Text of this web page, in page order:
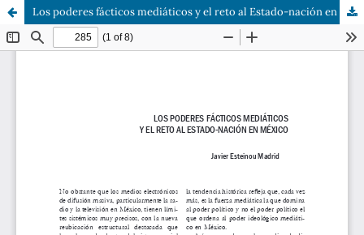
Los poderes fácticos mediáticos y el reto al Estado-nación en México